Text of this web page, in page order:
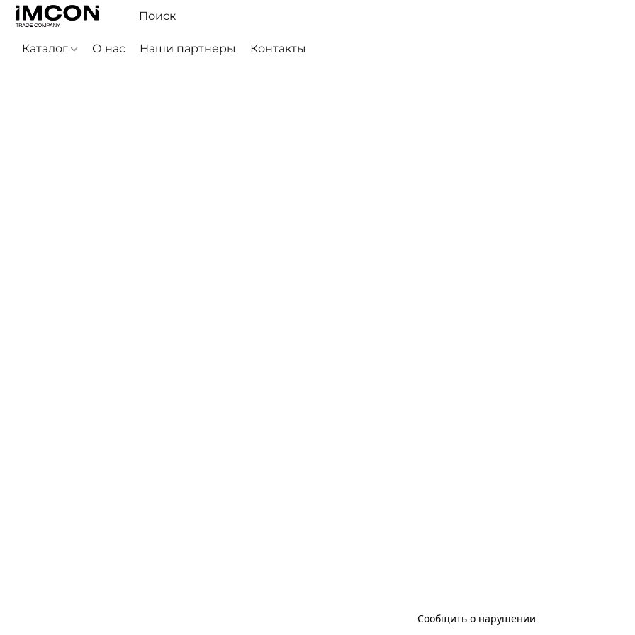
Каталог О нас Наши партнеры Контакты
Сообщить о нарушении